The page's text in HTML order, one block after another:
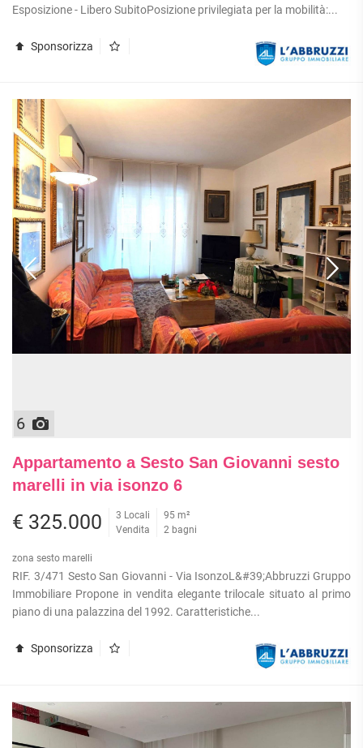
Esposizione - Libero SubitoPosizione privilegiata per la mobilità:...
Sponsorizza
6
Appartamento a Sesto San Giovanni sesto
marelli in via isonzo 6
€ 325.000
3 Locali
Vendita
95 m²
2 bagni
zona sesto marelli
RIF. 3/471 Sesto San Giovanni - Via IsonzoL&#39;Abbruzzi Gruppo
Immobiliare Propone in vendita elegante trilocale situato al primo
piano di una palazzina del 1992. Caratteristiche...
Sponsorizza